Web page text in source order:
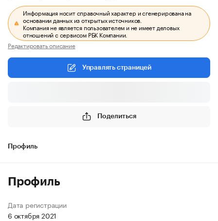
Информация носит справочный характер и сгенерирована на
основании данных из открытых источников.
Компания не является пользователем и не имеет деловых
отношений с сервисом РБК Компании.
Редактировать описание
Управлять страницей
Поделиться
Профиль
Профиль
Дата регистрации
6 октября 2021